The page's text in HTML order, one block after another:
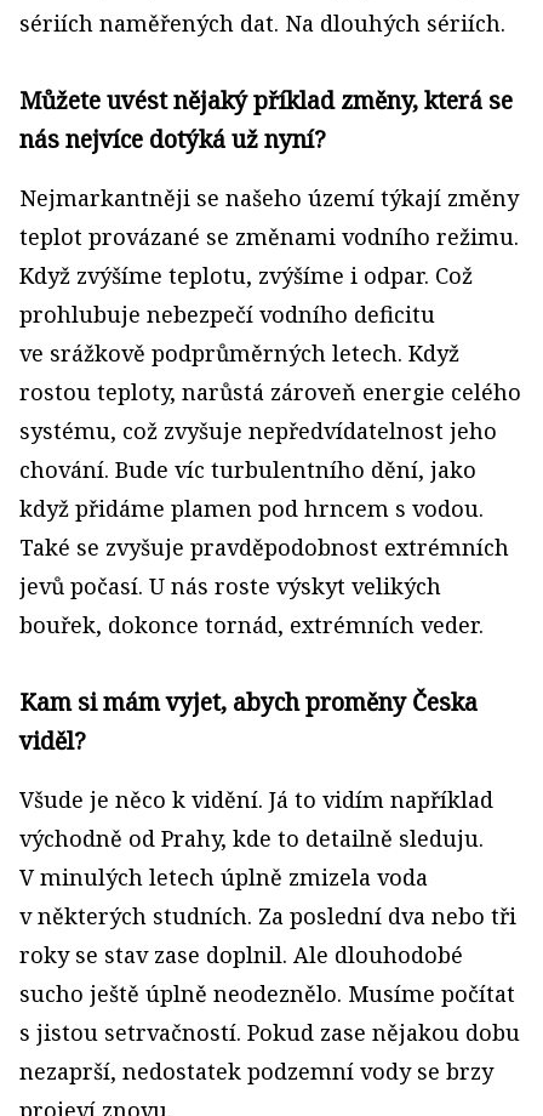
sériích naměřených dat. Na dlouhých sériích.
Můžete uvést nějaký příklad změny, která se
nás nejvíce dotýká už nyní?
Nejmarkantněji se našeho území týkají změny
teplot provázané se změnami vodního režimu.
Když zvýšíme teplotu, zvýšíme i odpar. Což
prohlubuje nebezpečí vodního deficitu
ve srážkově podprůměrných letech. Když
rostou teploty, narůstá zároveň energie celého
systému, což zvyšuje nepředvídatelnost jeho
chování. Bude víc turbulentního dění, jako
když přidáme plamen pod hrncem s vodou.
Také se zvyšuje pravděpodobnost extrémních
jevů počasí. U nás roste výskyt velikých
bouřek, dokonce tornád, extrémních veder.
Kam si mám vyjet, abych proměny Česka
viděl?
Všude je něco k vidění. Já to vidím například
východně od Prahy, kde to detailně sleduju.
V minulých letech úplně zmizela voda
v některých studních. Za poslední dva nebo tři
roky se stav zase doplnil. Ale dlouhodobé
sucho ještě úplně neodeznělo. Musíme počítat
s jistou setrvačností. Pokud zase nějakou dobu
nezaprší, nedostatek podzemní vody se brzy
projeví znovu.